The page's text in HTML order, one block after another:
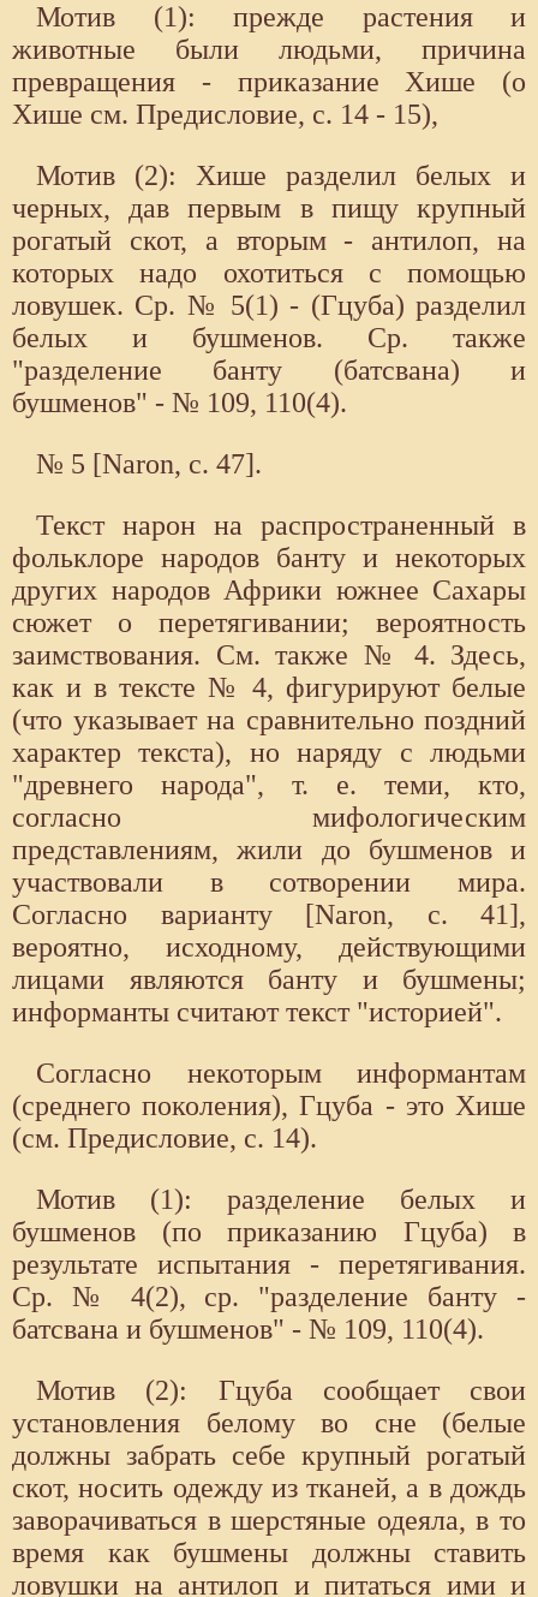
Мотив (1): прежде растения и
животные были людьми, причина
превращения - приказание Хише (о
Хише см. Предисловие, с. 14 - 15),
Мотив (2): Хише разделил белых и
черных, дав первым в пищу крупный
рогатый скот, а вторым - антилоп, на
которых надо охотиться с помощью
ловушек. Ср. № 5(1) - (Гцуба) разделил
белых и бушменов. Ср. также
"разделение банту (батсвана) и
бушменов" - № 109, 110(4).
№ 5 [Naron, с. 47].
Текст нарон на распространенный в
фольклоре народов банту и некоторых
других народов Африки южнее Сахары
сюжет о перетягивании; вероятность
заимствования. См. также № 4. Здесь,
как и в тексте № 4, фигурируют белые
(что указывает на сравнительно поздний
характер текста), но наряду с людьми
"древнего народа", т. е. теми, кто,
согласно мифологическим
представлениям, жили до бушменов и
участвовали в сотворении мира.
Согласно варианту [Naron, с. 41],
вероятно, исходному, действующими
лицами являются банту и бушмены;
информанты считают текст "историей".
Согласно некоторым информантам
(среднего поколения), Гцуба - это Хише
(см. Предисловие, с. 14).
Мотив (1): разделение белых и
бушменов (по приказанию Гцуба) в
результате испытания - перетягивания.
Ср. № 4(2), ср. "разделение банту -
батсвана и бушменов" - № 109, 110(4).
Мотив (2): Гцуба сообщает свои
установления белому во сне (белые
должны забрать себе крупный рогатый
скот, носить одежду из тканей, а в дождь
заворачиваться в шерстяные одеяла, в то
время как бушмены должны ставить
ловушки на антилоп и питаться ими и